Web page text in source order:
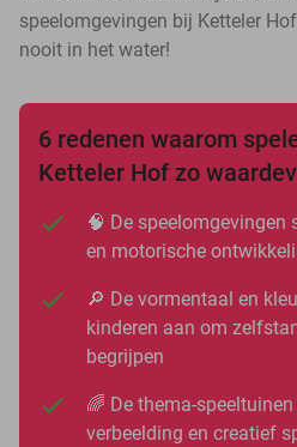
speelomgevingen bij Ketteler
nooit in het water!
6 redenen waarom
Ketteler Hof zo
🧠 De speelomgevingen
en motorische
🔎 De vormentaal en
kinderen aan om
begrijpen
🌈 De thema-
verbeelding en creatief